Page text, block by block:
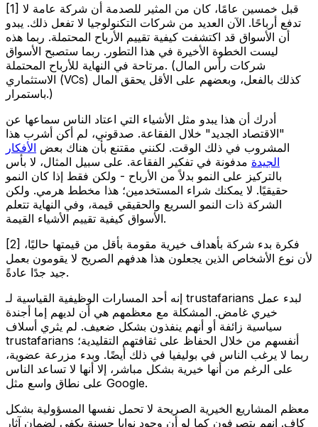
[1] قبل خمسين عامًا، كان من المثير للصدمة أن شركة عامة لا
تدفع أرباحًا. الآن العديد من شركات التكنولوجيا لا تفعل ذلك. يبدو
أن الأسواق قد اكتشفت كيفية تقييم الأرباح المحتملة. ربما هذه
ليست الخطوة الأخيرة في هذا التطور. ربما ستصبح الأسواق
مرتاحة في النهاية للأرباح المحتملة. (شركات رأس المال
الاستثماري (VCs) كذلك بالفعل، وبعضهم على الأقل يحقق المال
باستمرار.)
أدرك أن هذا يبدو مثل الأشياء التي اعتاد الناس سماعها عن
"الاقتصاد الجديد" خلال الفقاعة. صدقوني، لم أكن أشرب هذا
المشروب في ذلك الوقت. لكنني مقتنع بأن هناك بعض الأفكار
الجيدة مدفونة في تفكير الفقاعة. على سبيل المثال، لا بأس
بالتركيز على النمو بدلاً من الأرباح - ولكن فقط إذا كان النمو
حقيقيًا. لا يمكنك شراء المستخدمين؛ هذا مخطط هرمي. ولكن
الشركة ذات النمو السريع والحقيقي قيمة، وفي النهاية تتعلم
الأسواق كيفية تقييم الأشياء القيمة.
[2] فكرة بدء شركة بأهداف خيرية مقومة بأقل من قيمتها حاليًا،
لأن نوع الأشخاص الذين يجعلون هذا هدفهم الصريح لا يقومون بعمل
جيد جدًا عادةً.
إنه أحد المسارات الوظيفية القياسية لـ trustafarians لبدء عمل
خيري غامض. المشكلة مع معظمهم هي أن لديهم إما أجندة
سياسية زائفة أو أنهم ينفذون بشكل ضعيف. لم يثري أسلاف
trustafarians أنفسهم من خلال الحفاظ على ثقافتهم التقليدية؛
ربما لا يرغب الناس في بوليفيا في ذلك أيضًا. وبدء مزرعة عضوية،
على الرغم من أنها خيرية بشكل مباشر، إلا أنها لا تساعد الناس
على نطاق واسع مثل Google.
معظم المشاريع الخيرية الصريحة لا تحمل نفسها المسؤولية بشكل
كافٍ. إنهم يتصرفون كما لو أن وجود نوايا حسنة يكفي لضمان آثار